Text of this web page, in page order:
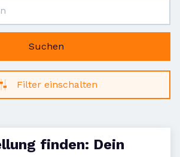
Suchen
Filter einschalten
finden: Dein